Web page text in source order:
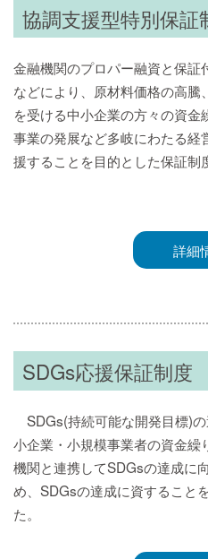
協調支援型特別保証
金融機関のプロパー融資と保証
などにより、原材料価格の高
を受ける中小企業の方々の資
事業の発展など多岐にわたる
援することを目的とした保証制
詳細
SDGs応援保証制度
SDGs(持続可能な開発目標)
小企業・小規模事業者の資金繰
機関と連携してSDGsの達成に
め、SDGsの達成に資すること
た。